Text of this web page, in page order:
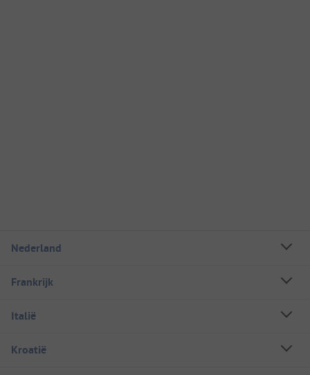
Nederland
Frankrijk
Italië
Kroatië